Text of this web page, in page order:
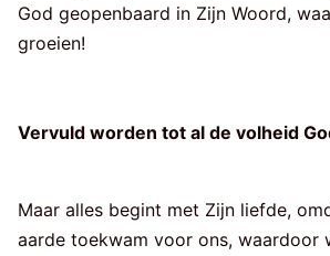
God geopenbaard in Zijn Woord,
groeien!
Vervuld worden tot al de volheid
Maar alles begint met Zijn liefde,
aarde toekwam voor ons, waardoor